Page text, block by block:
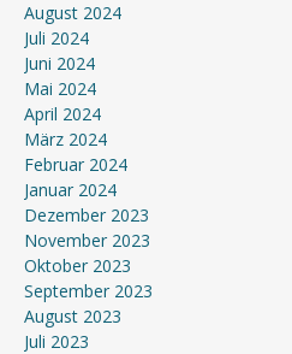
August 2024
Juli 2024
Juni 2024
Mai 2024
April 2024
März 2024
Februar 2024
Januar 2024
Dezember 2023
November 2023
Oktober 2023
September 2023
August 2023
Juli 2023